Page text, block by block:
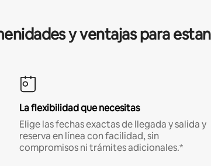
y ventajas para
La flexibilidad que necesitas
Elige las fechas exactas de llegada y salida y
reserva en línea con facilidad, sin
compromisos ni trámites adicionales.*